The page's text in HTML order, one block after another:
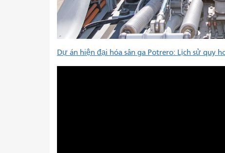
Dự án hiện đại hóa sân ga Potrero: Lịch sử quy